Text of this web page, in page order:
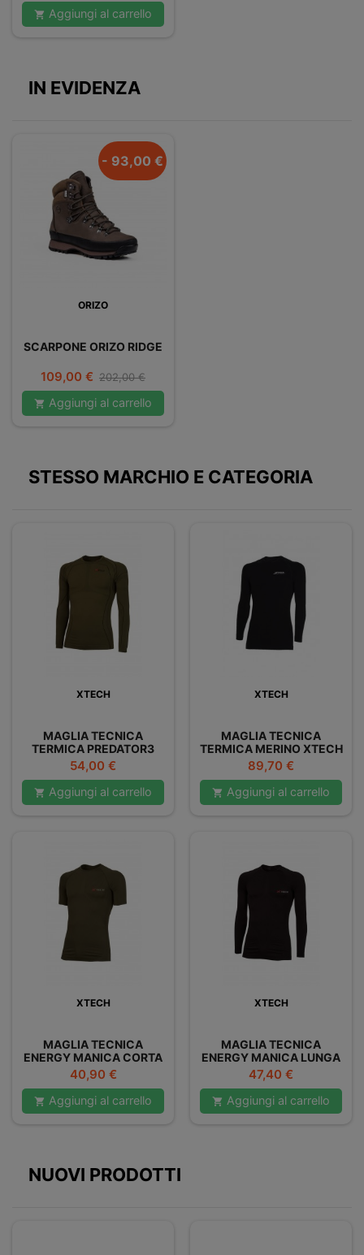
 Aggiungi al carrello
IN EVIDENZA
- 93,00 €
ORIZO
SCARPONE ORIZO RIDGE
Prezzo
109,00 € Prezzo
base
202,00 €
 Aggiungi al carrello
STESSO MARCHIO E CATEGORIA
XTECH
MAGLIA TECNICA
TERMICA PREDATOR3
MANICA LUNGA XTECH
Prezzo
54,00 €
 Aggiungi al carrello
XTECH
MAGLIA TECNICA
TERMICA MERINO XTECH
Prezzo
89,70 €
 Aggiungi al carrello
XTECH
MAGLIA TECNICA
ENERGY MANICA CORTA
XTECH
Prezzo
40,90 €
 Aggiungi al carrello
XTECH
MAGLIA TECNICA
ENERGY MANICA LUNGA
XTECH
Prezzo
47,40 €
 Aggiungi al carrello
NUOVI PRODOTTI